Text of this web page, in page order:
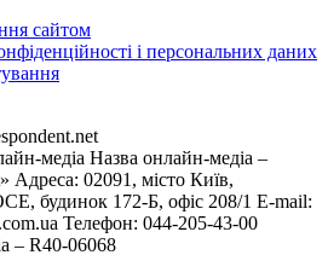
сайтом
і персональних даних
медіа Назва онлайн-медіа –
Адреса: 02091, місто Київ,
будинок 172-Б, офіс 208/1 E-mail:
Телефон: 044-205-43-00
– R40-06068